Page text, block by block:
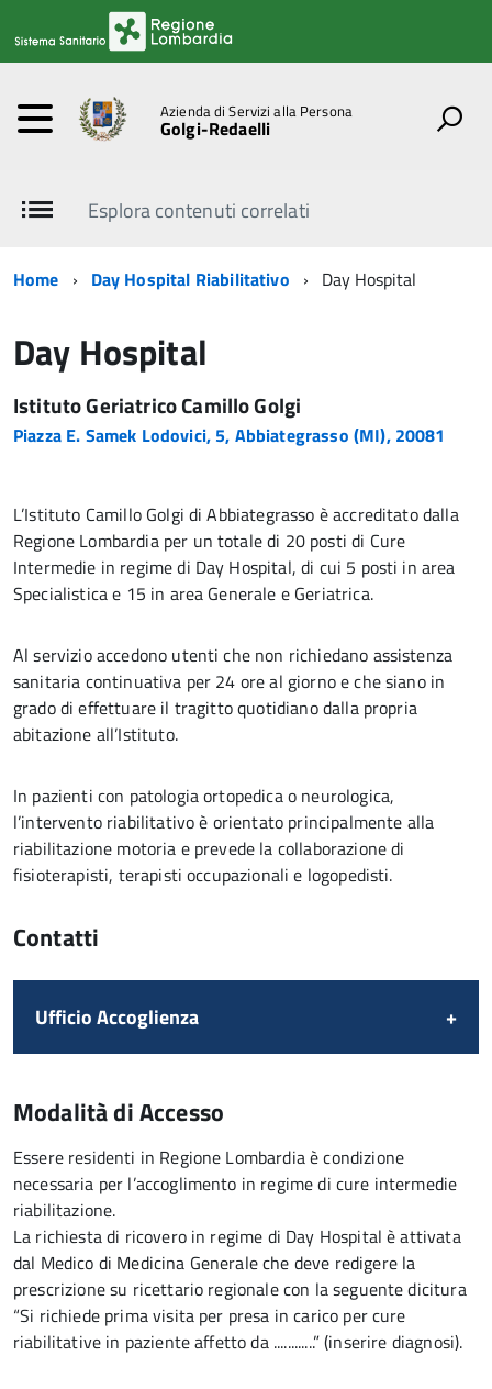
Azienda di Servizi alla Persona
Golgi-Redaelli
Esplora contenuti correlati
Home Day Hospital Riabilitativo Day Hospital
Day Hospital
Istituto Geriatrico Camillo Golgi
Piazza E. Samek Lodovici, 5, Abbiategrasso (MI), 20081
L’Istituto Camillo Golgi di Abbiategrasso è accreditato dalla
Regione Lombardia per un totale di 20 posti di Cure
Intermedie in regime di Day Hospital, di cui 5 posti in area
Specialistica e 15 in area Generale e Geriatrica.
Al servizio accedono utenti che non richiedano assistenza
sanitaria continuativa per 24 ore al giorno e che siano in
grado di effettuare il tragitto quotidiano dalla propria
abitazione all’Istituto.
In pazienti con patologia ortopedica o neurologica,
l’intervento riabilitativo è orientato principalmente alla
riabilitazione motoria e prevede la collaborazione di
fisioterapisti, terapisti occupazionali e logopedisti.
Contatti
Ufficio Accoglienza
Modalità di Accesso
Essere residenti in Regione Lombardia è condizione
necessaria per l’accoglimento in regime di cure intermedie
riabilitazione.
La richiesta di ricovero in regime di Day Hospital è attivata
dal Medico di Medicina Generale che deve redigere la
prescrizione su ricettario regionale con la seguente dicitura
“Si richiede prima visita per presa in carico per cure
riabilitative in paziente affetto da ............” (inserire diagnosi).